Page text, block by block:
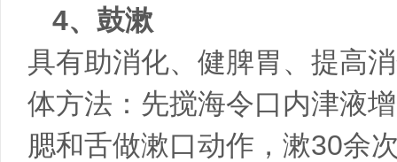
4、鼓漱
具有助消化、健脾胃、提高
体方法：先搅海令口内津液
腮和舌做漱口动作，漱30余